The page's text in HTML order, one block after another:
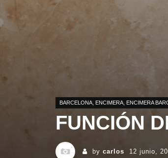
BARCELONA ENCIMERA ENCIMERA
FUNCIÓN
by carlos 12 junio,